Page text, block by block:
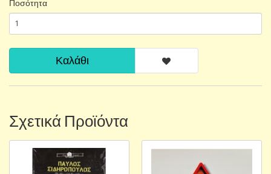
Ποσότητα
Καλάθι
Σχετικά Προϊόντα